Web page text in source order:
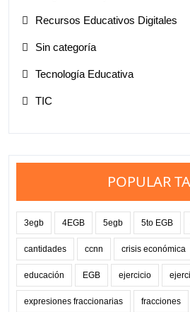
Recursos Educativos Digitales
Sin categoría
Tecnología Educativa
TIC
POPULAR
3egb 4EGB 5egb 5to EGB
cantidades ccnn crisis económica
educación EGB ejercicio
expresiones fraccionarias fracciones